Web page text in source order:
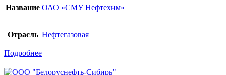
Название ОАО «СМУ Нефтехим»
Отрасль Нефтегазовая
Подробнее